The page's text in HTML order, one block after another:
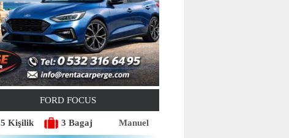
FORD FOCUS
5 Kişilik 3 Bagaj Manuel